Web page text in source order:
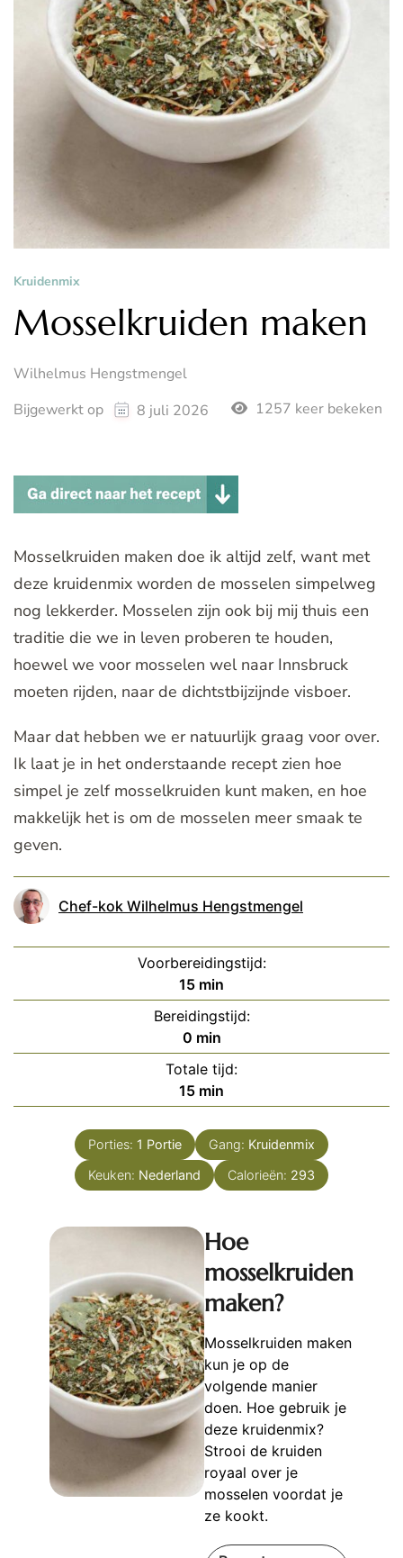
Kruidenmix
Mosselkruiden maken
Wilhelmus Hengstmengel
Bijgewerkt op
8 juli 2026 1257 keer bekeken
Mosselkruiden maken doe ik altijd zelf, want met
deze kruidenmix worden de mosselen simpelweg
nog lekkerder. Mosselen zijn ook bij mij thuis een
traditie die we in leven proberen te houden,
hoewel we voor mosselen wel naar Innsbruck
moeten rijden, naar de dichtstbijzijnde visboer.
Maar dat hebben we er natuurlijk graag voor over.
Ik laat je in het onderstaande recept zien hoe
simpel je zelf mosselkruiden kunt maken, en hoe
makkelijk het is om de mosselen meer smaak te
geven.
Chef-kok Wilhelmus Hengstmengel
Voorbereidingstijd:
15minuten
min
Bereidingstijd:
0minuten
min
Totale tijd:
15minuten
min
Porties: 1 Portie Gang: Kruidenmix
Keuken: Nederland Calorieën: 293
Hoe
mosselkruiden
maken?
Mosselkruiden maken
kun je op de
volgende manier
doen. Hoe gebruik je
deze kruidenmix?
Strooi de kruiden
royaal over je
mosselen voordat je
ze kookt.